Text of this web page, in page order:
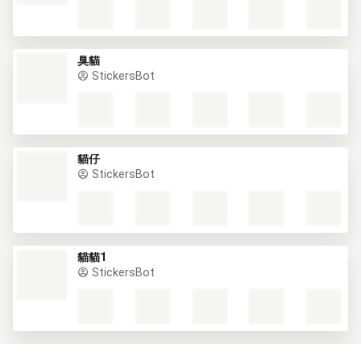
臭貓
StickersBot
貓仔
StickersBot
貓貓1
StickersBot